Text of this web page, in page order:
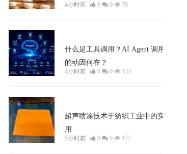
元政府补贴，每月开考，人人皆可华
4小时前 0 0 70
什么是工具调用？AI Agent 调用工具
的动因何在？
4小时前 0 0 133
超声喷涂技术于纺织工业中的实践应
用
5小时前 0 0 172